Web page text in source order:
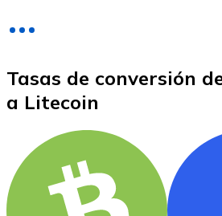
XRP
Tasas de conversión
a Litecoin